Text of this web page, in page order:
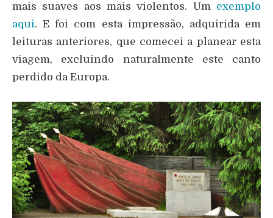
mais suaves aos mais violentos. Um exemplo
aqui. E foi com esta impressão, adquirida em
leituras anteriores, que comecei a planear esta
viagem, excluindo naturalmente este canto
perdido da Europa.